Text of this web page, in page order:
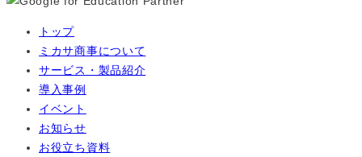
トップ
ミカサ商事について
サービス・製品紹介
導入事例
イベント
お知らせ
お役立ち資料